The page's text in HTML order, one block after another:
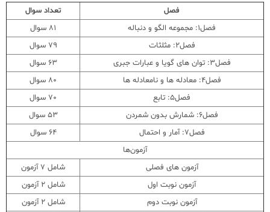
فصل
تعداد سوال
فصل1: مجموعه الگو و دنباله
81 سوال
فصل2: مثلثات
79 سوال
فصل3: توان های گویا و عبارات جبری
63 سوال
فصل4: معادله ها و نامعادله ها
80 سوال
فصل5: تابع
70 سوال
فصل6: شمارش بدون شمردن
53 سوال
فصل7: آمار و احتمال
64 سوال
آزمون‌ها
آزمون های فصلی
شامل 7 آزمون
آزمون نوبت اول
شامل 2 آزمون
آزمون نوبت دوم
شامل 2 آزمون